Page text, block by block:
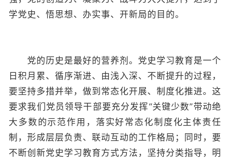
学党史、悟思想、办实事、开新局的目的。
党的历史是最好的营养剂。党史学习教育是一个
日积月累、循序渐进、由浅入深、不断提升的过程，
要坚持多措并举，做到常态化开展、制度化推进。这
要求我们党员领导干部要充分发挥“关键少数”带动绝
大多数的示范作用，落实好常态化制度化主体责任
制，形成层层负责、联动互动的工作格局；同时，要
不断创新党史学习教育方式方法，坚持分类指导，明